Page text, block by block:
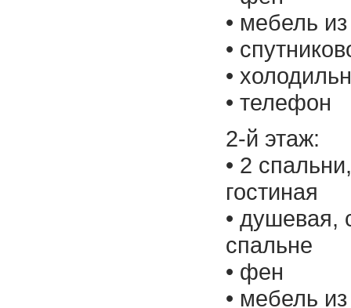
• мебель
•
•
• телефон
2-й этаж:
• 2
гостиная
• душевая,
спальне
• фен
• мебель